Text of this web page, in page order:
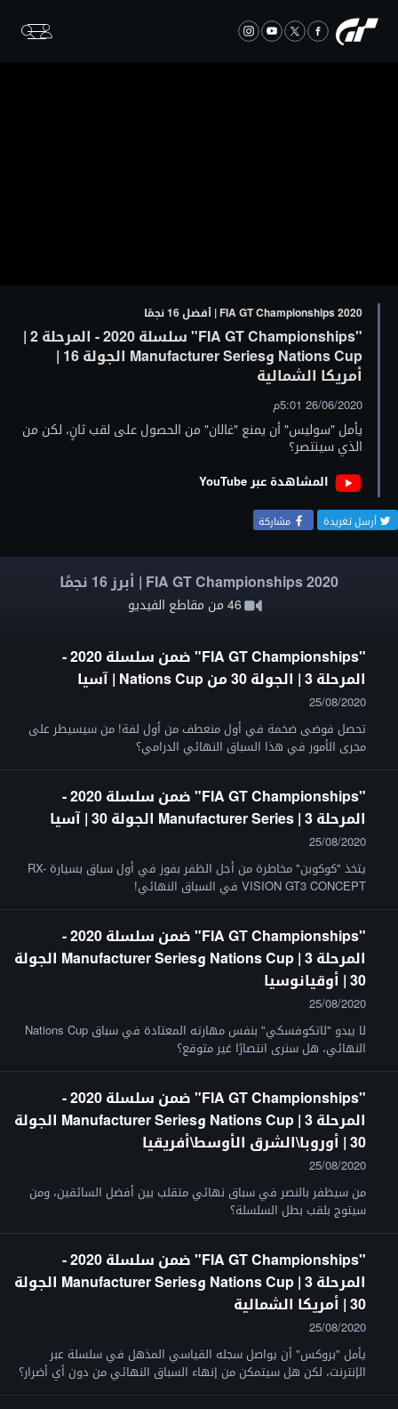
FIA GT Championships 2020 | أفضل 16 نجمًا
"FIA GT Championships" سلسلة 2020 - المرحلة 2 |
Nations Cup وManufacturer Series الجولة 16 |
أمريكا الشمالية
26/06/2020 5:01م
يأمل "سوليس" أن يمنع "غالان" من الحصول على لقب ثانٍ، لكن من
الذي سينتصر؟
المشاهدة عبر YouTube
أرسل تغريدة مشاركة
FIA GT Championships 2020 | أبرز 16 نجمًا
46 من مقاطع الفيديو
"FIA GT Championships" ضمن سلسلة 2020 -
المرحلة 3 | الجولة 30 من Nations Cup | آسيا
25/08/2020
تحصل فوضى ضخمة في أول منعطف من أول لفة! من سيسيطر على
مجرى الأمور في هذا السباق النهائي الدرامي؟
"FIA GT Championships" ضمن سلسلة 2020 -
المرحلة 3 | Manufacturer Series الجولة 30 | آسيا
25/08/2020
يتخذ "كوكوبن" مخاطرة من أجل الظفر بفوز في أول سباق بسيارة RX-
VISION GT3 CONCEPT في السباق النهائي!
"FIA GT Championships" ضمن سلسلة 2020 -
المرحلة 3 | Nations Cup وManufacturer Series الجولة
30 | أوقيانوسيا
25/08/2020
لا يبدو "لاتكوفسكي" بنفس مهارته المعتادة في سباق Nations Cup
النهائي، هل سنرى انتصارًا غير متوقع؟
"FIA GT Championships" ضمن سلسلة 2020 -
المرحلة 3 | Nations Cup وManufacturer Series الجولة
30 | أوروبا\الشرق الأوسط\أفريقيا
25/08/2020
من سيظفر بالنصر في سباق نهائي متقلب بين أفضل السائقين، ومن
سيتوج بلقب بطل السلسلة؟
"FIA GT Championships" ضمن سلسلة 2020 -
المرحلة 3 | Nations Cup وManufacturer Series الجولة
30 | أمريكا الشمالية
25/08/2020
يأمل "بروكس" أن يواصل سجله القياسي المذهل في سلسلة عبر
الإنترنت، لكن هل سيتمكن من إنهاء السباق النهائي من دون أي أضرار؟